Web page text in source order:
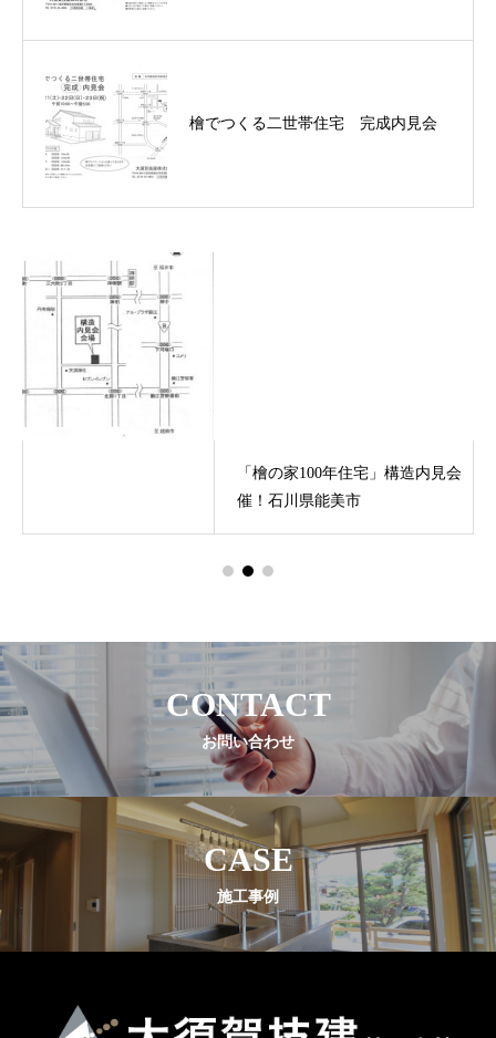
檜でつくる二世帯住宅 完成内見会
「檜の家100年住宅」構造内見会 2013年5月3日・4日開
CONTACT
お問い合わせ
CASE
施工事例